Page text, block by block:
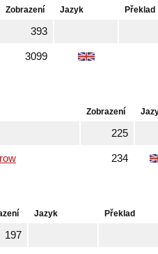
Zobrazení Jazyk Překlad
393
3099
Zobrazení
225
234
Jazyk Překlad
197